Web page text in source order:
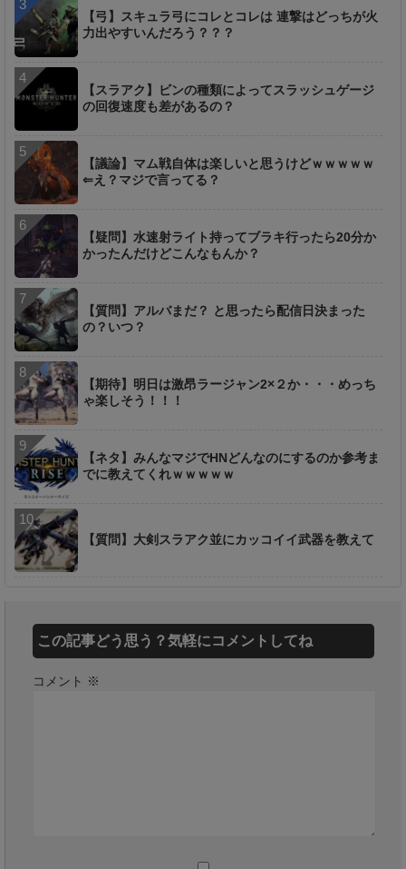
【弓】スキュラ弓にコレとコレは 連撃はどっちが火
力出やすいんだろう？？？
【スラアク】ビンの種類によってスラッシュゲージ
の回復速度も差があるの？
【議論】マム戦自体は楽しいと思うけどｗｗｗｗｗ
⇐え？マジで言ってる？
【疑問】水速射ライト持ってブラキ行ったら20分か
かったんだけどこんなもんか？
【質問】アルバまだ？ と思ったら配信日決まった
の？いつ？
【期待】明日は激昂ラージャン2×２か・・・めっち
ゃ楽しそう！！！
【ネタ】みんなマジでHNどんなのにするのか参考ま
でに教えてくれｗｗｗｗｗ
【質問】大剣スラアク並にカッコイイ武器を教えて
この記事どう思う？気軽にコメントしてね
コメント ※